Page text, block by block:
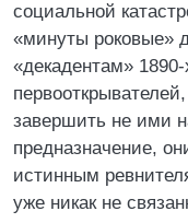
социальной
«минуты роковые»
«декадентам»
завершить не ими
предназначение,
истинным
уже никак не